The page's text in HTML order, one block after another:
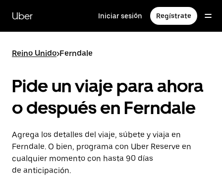
contenido
principal
Uber Iniciar sesión Regístrate
Reino Unido>Ferndale
Pide un viaje para ahora
o después en Ferndale
Agrega los detalles del viaje, súbete y viaja en
Ferndale. O bien, programa con Uber Reserve en
cualquier momento con hasta 90 días
de anticipación.